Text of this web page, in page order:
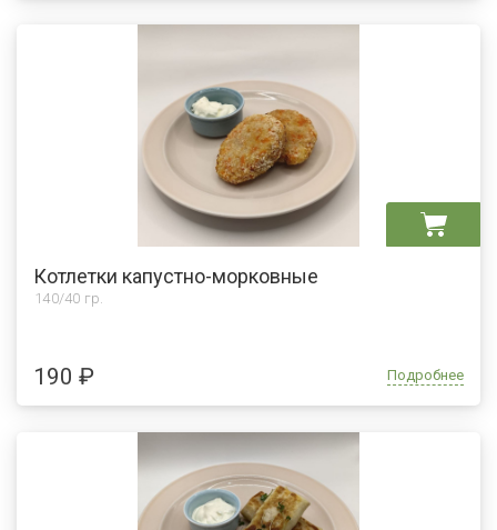
Котлетки капустно-морковные
140/40 гр.
190 ₽ Подробнее